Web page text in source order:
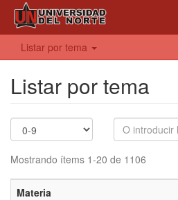
Listar por tema
Listar por tema
Mostrando ítems 1-20 de 1106
Materia